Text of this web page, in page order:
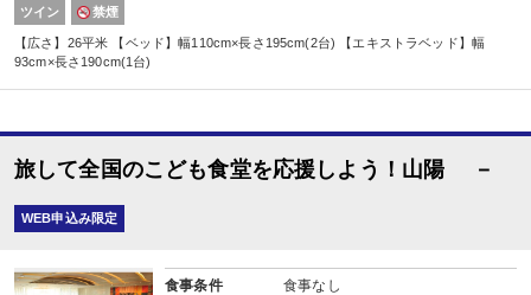
ツイン 禁煙
【広さ】26平米 【ベッド】幅110cm×長さ195cm(2台) 【エキストラベッド】幅
93cm×長さ190cm(1台)
旅して全国のこども食堂を応援しよう！山陽 －
WEB申込み限定
食事条件 食事なし